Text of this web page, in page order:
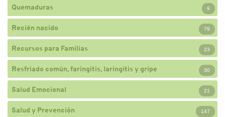
Quemaduras 9
Recién nacido 79
Recursos para Familias 23
Resfriado común, faringitis, laringitis y gripe 30
Salud Emocional 21
Salud y Prevención 147